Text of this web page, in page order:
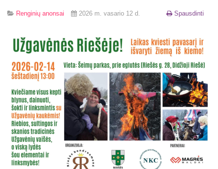
Spausdinti
Renginių anonsai 2026 m. vasario 12 d.